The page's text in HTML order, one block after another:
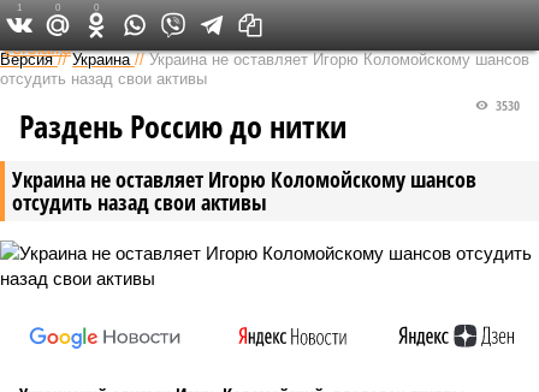
Федеральный выпуск
Версия //Украина //Украина не оставляет Игорю Коломойскому шансов
отсудить назад свои активы
Украина не оставляет Игорю Коломойскому шансов
отсудить назад свои активы
3530
Раздень Россию до нитки
1 0 0